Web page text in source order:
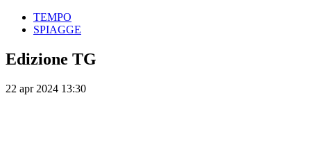
TEMPO
SPIAGGE
Edizione TG
22 apr 2024 13:30